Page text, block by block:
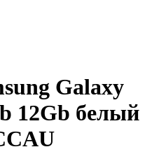
Galaxy
12Gb белый